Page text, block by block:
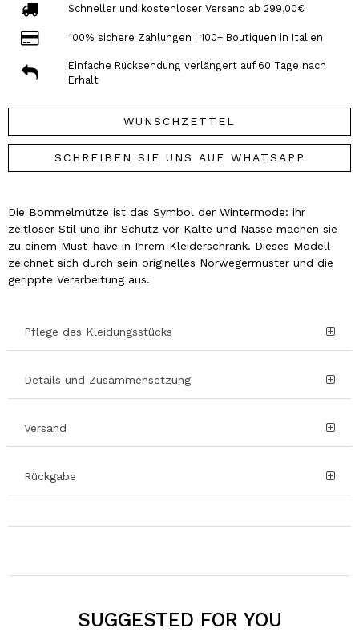
Schneller und kostenloser Versand ab 299,00€
100% sichere Zahlungen | 100+ Boutiquen in Italien
Einfache Rücksendung verlängert auf 60 Tage nach
Erhalt
WUNSCHZETTEL
SCHREIBEN SIE UNS AUF WHATSAPP
Die Bommelmütze ist das Symbol der Wintermode: ihr
zeitloser Stil und ihr Schutz vor Kälte und Nässe machen sie
zu einem Must-have in Ihrem Kleiderschrank. Dieses Modell
zeichnet sich durch sein originelles Norwegermuster und die
gerippte Verarbeitung aus.
Pflege des Kleidungsstücks
Details und Zusammensetzung
Versand
Rückgabe
SUGGESTED FOR YOU